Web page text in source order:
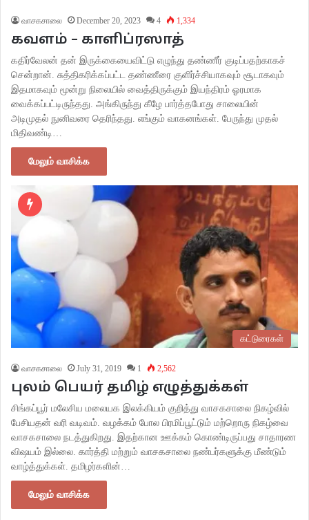
வாசகசாலை December 20, 2023 4 1,334
கவளம் – காளிப்ரஸாத்
கதிர்வேலன் தன் இருக்கையைவிட்டு எழுந்து தண்ணீர் குடிப்பதற்காகச்
சென்றான். சுத்திகரிக்கப்பட்ட தண்ணீரை குளிர்ச்சியாகவும் சூடாகவும்
இதமாகவும் மூன்று நிலையில் வைத்திருக்கும் இயந்திரம் ஓரமாக
வைக்கப்பட்டிருந்தது. அங்கிருந்து கீழே பார்த்தபோது சாலையின்
அடிமுதல் நுனிவரை தெரிந்தது. எங்கும் வாகனங்கள். பேருந்து முதல்
மிதிவண்டி…
மேலும் வாசிக்க
கட்டுரைகள்
வாசகசாலை July 31, 2019 1 2,562
புலம் பெயர் தமிழ் எழுத்துக்கள்
சிங்கப்பூர் மலேசிய மலையக இலக்கியம் குறித்து வாசகசாலை நிகழ்வில்
பேசியதன் வரி வடிவம். வழக்கம் போல பிரமிப்பூட்டும் மற்றொரு நிகழ்வை
வாசகசாலை நடத்துகிறது. இதற்கான ஊக்கம் கொண்டிருப்பது சாதாரண
விஷயம் இல்லை. கார்த்தி மற்றும் வாசகசாலை நண்பர்களுக்கு மீண்டும்
வாழ்த்துக்கள். தமிழர்களின்…
மேலும் வாசிக்க